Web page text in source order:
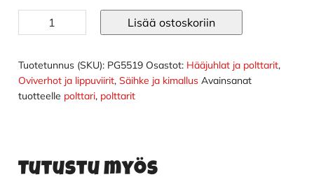
Lippusiima
ruusukulta
Lisää ostoskoriin
Tuotetunnus (SKU): PG5519 Osastot: Hääjuhlat ja polttarit,
Oviverhot ja lippuviirit, Säihke ja kimallus Avainsanat
tuotteelle polttari, polttarit
Tutustu myös